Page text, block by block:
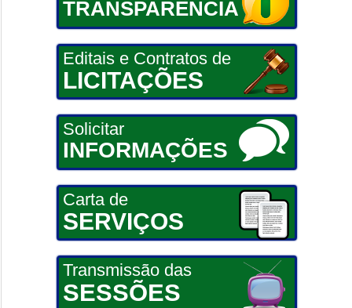
TRANSPARÊNCIA
Editais e Contratos de
LICITAÇÕES
Solicitar
INFORMAÇÕES
Carta de
SERVIÇOS
Transmissão das
SESSÕES